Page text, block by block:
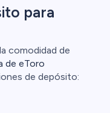
para
comodidad de
de eToro
de depósito: